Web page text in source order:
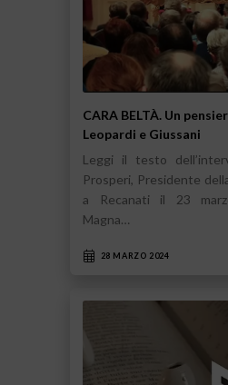
CARA BELTÀ. Un
Leopardi e Giussani
Leggi il testo
Prosperi, Presidente
a Recanati il 23
Magna…
28 MARZO 2024